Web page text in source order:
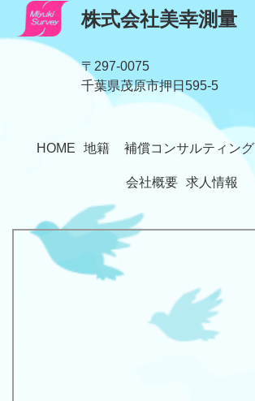
株式会社美幸測量
〒297-0075
​​​​​​​千葉県茂原市押日595-5
HOME 地籍 補償コンサルティング
会社概要 求人情報